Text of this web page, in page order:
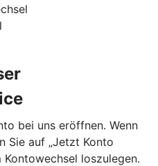
bei uns eröffnen. Wenn
Sie auf „Jetzt Konto
loszulegen.